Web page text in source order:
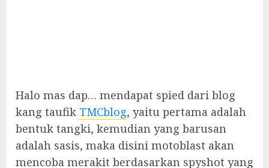
Halo mas dap… mendapat spied dari blog
kang taufik TMCblog, yaitu pertama adalah
bentuk tangki, kemudian yang barusan
adalah sasis, maka disini motoblast akan
mencoba merakit berdasarkan spyshot yang